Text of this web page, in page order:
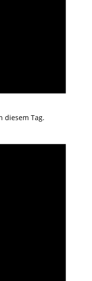
diesem Tag.